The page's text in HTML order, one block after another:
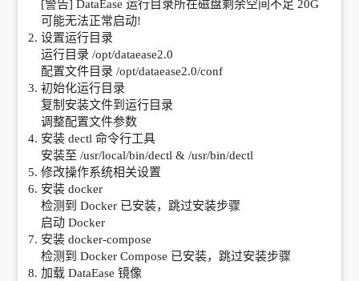
[警告] DataEase 运行目录所在磁盘剩余空间不足 20G
可能无法正常启动!
设置运行目录
运行目录 /opt/dataease2.0
配置文件目录 /opt/dataease2.0/conf
初始化运行目录
复制安装文件到运行目录
调整配置文件参数
安装 dectl 命令行工具
安装至 /usr/local/bin/dectl & /usr/bin/dectl
修改操作系统相关设置
安装 docker
检测到 Docker 已安装，跳过安装步骤
启动 Docker
安装 docker-compose
检测到 Docker Compose 已安装，跳过安装步骤
加载 DataEase 镜像